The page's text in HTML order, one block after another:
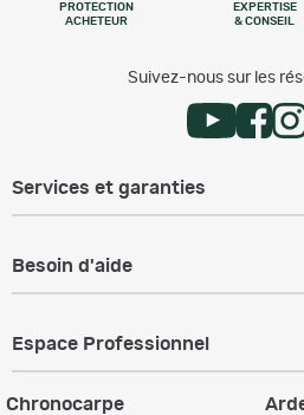
PROTECTION
ACHETEUR
EXPERTISE
& CONSEIL
Suivez-nous sur les
Services et garanties
Besoin d'aide
Espace Professionnel
Chronocarpe